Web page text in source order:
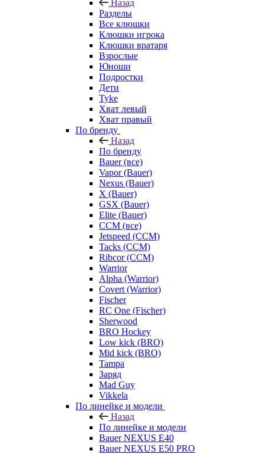
Назад
Разделы
Все клюшки
Клюшки игрока
Клюшки вратаря
Взрослые
Юноши
Подростки
Дети
Tyke
Хват левый
Хват правый
По бренду
Назад
По бренду
Bauer (все)
Vapor (Bauer)
Nexus (Bauer)
X (Bauer)
GSX (Bauer)
Elite (Bauer)
CCM (все)
Jetspeed (CCM)
Tacks (CCM)
Ribcor (CCM)
Warrior
Alpha (Warrior)
Covert (Warrior)
Fischer
RC One (Fischer)
Sherwood
BRO Hockey
Low kick (BRO)
Mid kick (BRO)
Tampa
Заряд
Mad Guy
Vikkela
По линейке и модели
Назад
По линейке и модели
Bauer NEXUS E40
Bauer NEXUS E50 PRO